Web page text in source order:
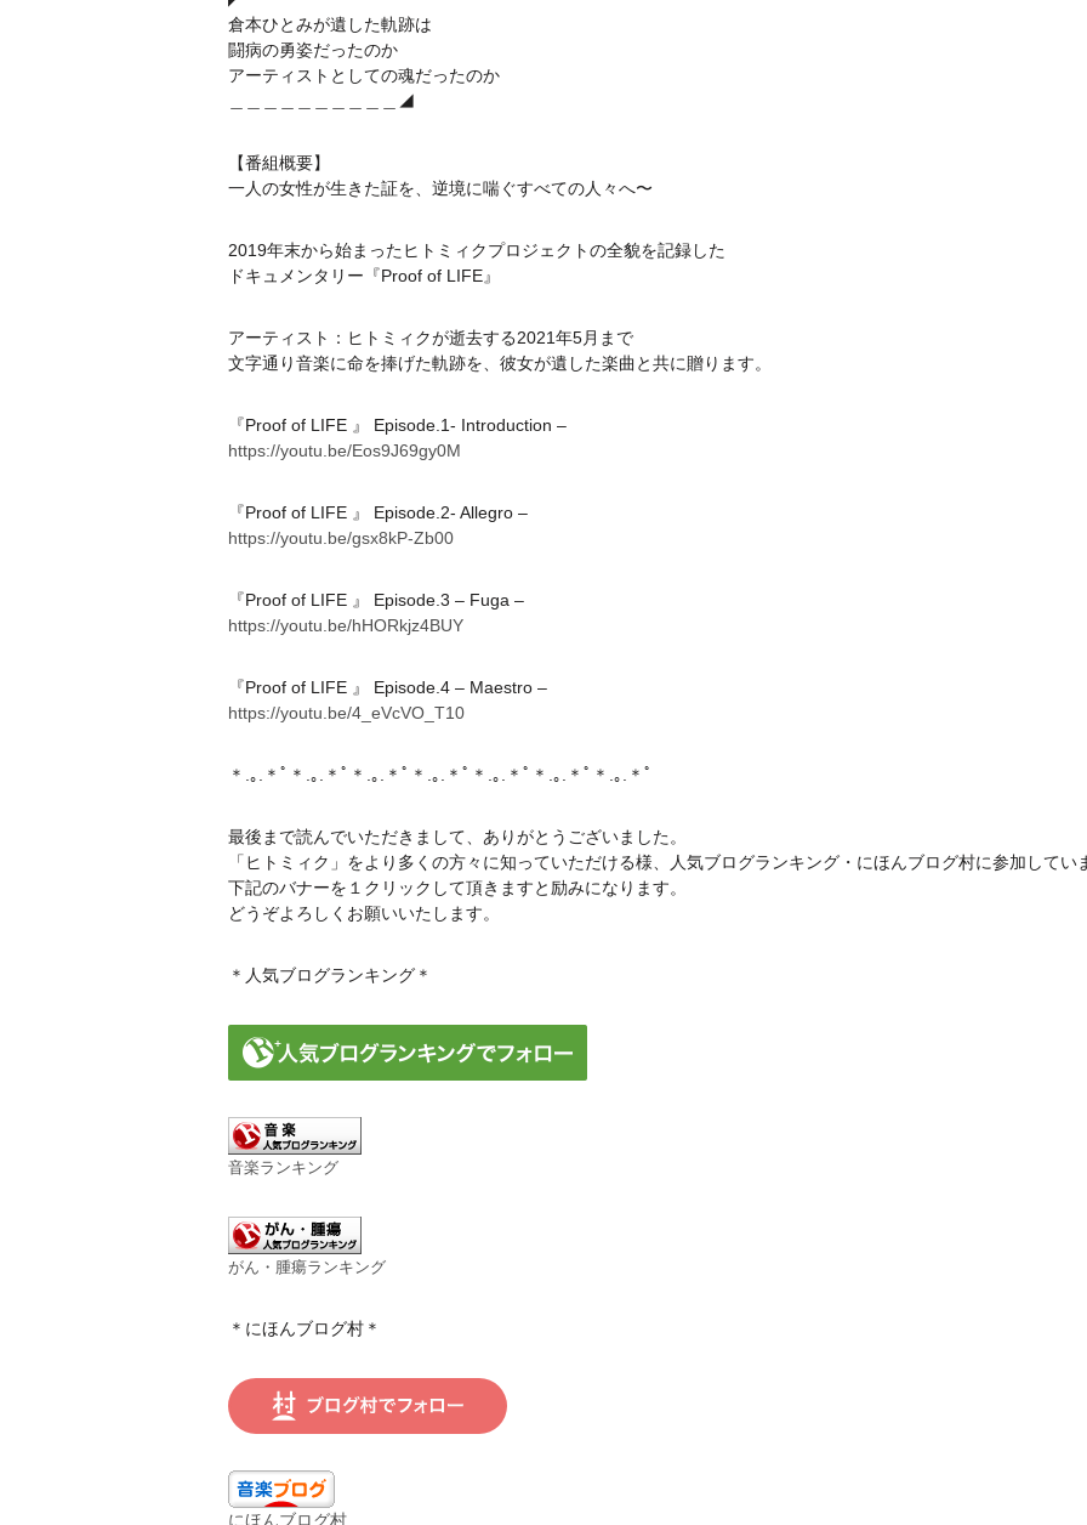
倉本ひとみが遺した軌跡は
闘病の勇姿だったのか
アーティストとしての魂だったのか
＿＿＿＿＿＿＿＿＿＿◢
【番組概要】
一人の女性が生きた証を、逆境に喘ぐすべての人々へ〜
2019年末から始まったヒトミィクプロジェクトの全貌を記録した
ドキュメンタリー『Proof of LIFE』
アーティスト：ヒトミィクが逝去する2021年5月まで
文字通り音楽に命を捧げた軌跡を、彼女が遺した楽曲と共に贈ります。
『Proof of LIFE 』 Episode.1- Introduction –
https://youtu.be/Eos9J69gy0M
『Proof of LIFE 』 Episode.2- Allegro –
https://youtu.be/gsx8kP-Zb00
『Proof of LIFE 』 Episode.3 – Fuga –
https://youtu.be/hHORkjz4BUY
『Proof of LIFE 』 Episode.4 – Maestro –
https://youtu.be/4_eVcVO_T10
＊.｡.＊ﾟ＊.｡.＊ﾟ＊.｡.＊ﾟ＊.｡.＊ﾟ＊.｡.＊ﾟ＊.｡.＊ﾟ＊.｡.＊ﾟ
最後まで読んでいただきまして、ありがとうございました。
「ヒトミィク」をより多くの方々に知っていただける様、人気ブログランキング・にほんブログ村に参加してい
下記のバナーを１クリックして頂きますと励みになります。
どうぞよろしくお願いいたします。
＊人気ブログランキング＊
音楽ランキング
がん・腫瘍ランキング
＊にほんブログ村＊
にほんブログ村